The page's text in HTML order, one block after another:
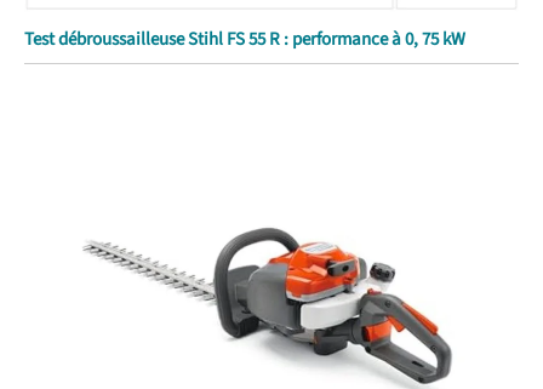
Test débroussailleuse Stihl FS 55 R : performance à 0, 75 kW